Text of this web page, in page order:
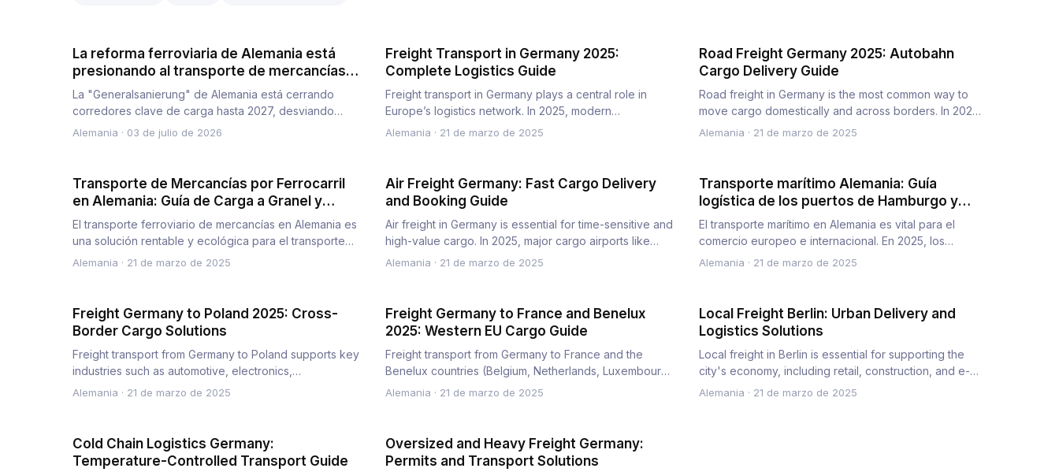
La reforma ferroviaria de Alemania está
presionando al transporte de mercancías
europeo: cierres de corredores hasta 2027
y un manual de rutas alternativas
La "Generalsanierung" de Alemania está cerrando
corredores clave de carga hasta 2027, desviando
hasta 140 trenes de merc…
Alemania · 03 de julio de 2026
Freight Transport in Germany 2025:
Complete Logistics Guide
Freight transport in Germany plays a central role in
Europe’s logistics network. In 2025, modern
infrastructure and effi…
Alemania · 21 de marzo de 2025
Road Freight Germany 2025: Autobahn
Cargo Delivery Guide
Road freight in Germany is the most common way to
move cargo domestically and across borders. In 2025,
the Autobahn netw…
Alemania · 21 de marzo de 2025
Transporte de Mercancías por Ferrocarril
en Alemania: Guía de Carga a Granel y
Logística Intermodal
El transporte ferroviario de mercancías en Alemania es
una solución rentable y ecológica para el transporte
de mercancía…
Alemania · 21 de marzo de 2025
Air Freight Germany: Fast Cargo Delivery
and Booking Guide
Air freight in Germany is essential for time-sensitive and
high-value cargo. In 2025, major cargo airports like
Frankfur…
Alemania · 21 de marzo de 2025
Transporte marítimo Alemania: Guía
logística de los puertos de Hamburgo y
Bremen
El transporte marítimo en Alemania es vital para el
comercio europeo e internacional. En 2025, los
puertos de Hamburgo y…
Alemania · 21 de marzo de 2025
Freight Germany to Poland 2025: Cross-
Border Cargo Solutions
Freight transport from Germany to Poland supports key
industries such as automotive, electronics,
construction, and FMCG…
Alemania · 21 de marzo de 2025
Freight Germany to France and Benelux
2025: Western EU Cargo Guide
Freight transport from Germany to France and the
Benelux countries (Belgium, Netherlands, Luxembourg)
is essential for t…
Alemania · 21 de marzo de 2025
Local Freight Berlin: Urban Delivery and
Logistics Solutions
Local freight in Berlin is essential for supporting the
city's economy, including retail, construction, and e-
commerce s…
Alemania · 21 de marzo de 2025
Cold Chain Logistics Germany:
Temperature-Controlled Transport Guide
Oversized and Heavy Freight Germany:
Permits and Transport Solutions